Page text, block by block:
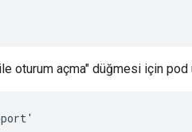
oturum açma" düğmesi için pod